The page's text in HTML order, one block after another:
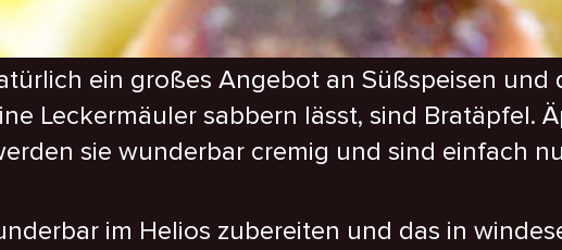
ein großes Angebot an Süßspeisen und
Leckermäuler sabbern lässt, sind Bratäpfel.
sie wunderbar cremig und sind einfach
im Helios zubereiten und das in